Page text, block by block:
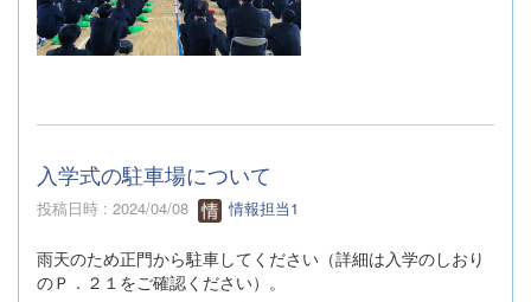
入学式の駐車場について
投稿日時 : 2024/04/08 情報担当1
雨天のため正門から駐車してください（詳細は入学のしおり
のＰ．２１をご確認ください）。